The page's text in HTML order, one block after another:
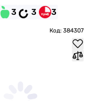
3 3 3
Код: 384307